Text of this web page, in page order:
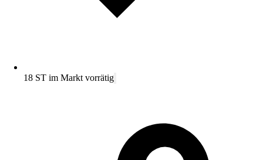
18 ST im Markt vorrätig